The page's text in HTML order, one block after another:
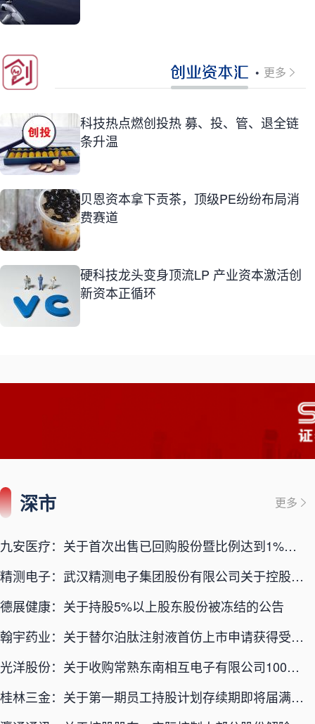
更多
科技热点燃创投热 募、投、管、退全链
条升温
贝恩资本拿下贡茶，顶级PE纷纷布局消
费赛道
硬科技龙头变身顶流LP 产业资本激活创
新资本正循环
深市 更多
九安医疗：关于首次出售已回购股份暨比例达到1%的公告
精测电子：武汉精测电子集团股份有限公司关于控股股东、实际控制人部分股权质押的公告
德展健康：关于持股5%以上股东股份被冻结的公告
翰宇药业：关于替尔泊肽注射液首仿上市申请获得受理的公告
光洋股份：关于收购常熟东南相互电子有限公司100%股权工商变更完成的进展公告
桂林三金：关于第一期员工持股计划存续期即将届满的提示性公告